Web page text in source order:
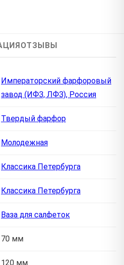
ОТЗЫВЫ
Императорский фарфоровый
завод (ИФЗ, ЛФЗ), Россия
Твердый фарфор
Молодежная
Классика Петербурга
Классика Петербурга
Ваза для салфеток
70 мм
120 мм